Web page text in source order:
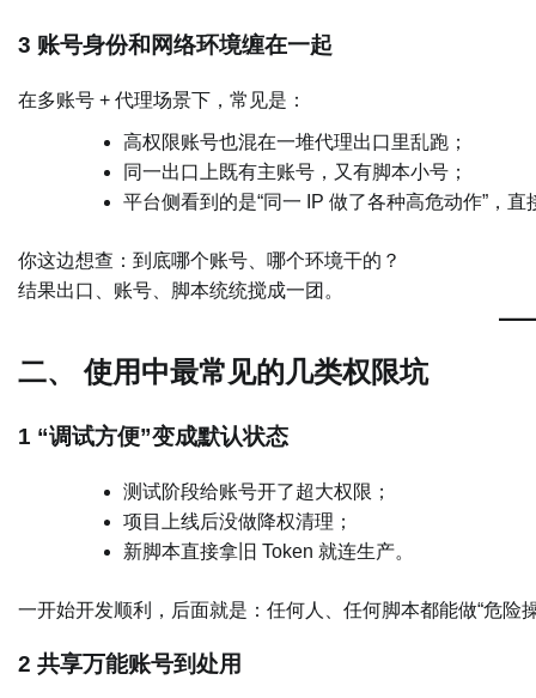
3 账号身份和网络环境缠在一起
在多账号 + 代理场景下，常见是：
高权限账号也混在一堆代理出口里乱跑；
同一出口上既有主账号，又有脚本小号；
平台侧看到的是“同一 IP 做了各种高危动作”，直
你这边想查：到底哪个账号、哪个环境干的？
结果出口、账号、脚本统统搅成一团。
二、 使用中最常见的几类权限坑
1 “调试方便”变成默认状态
测试阶段给账号开了超大权限；
项目上线后没做降权清理；
新脚本直接拿旧 Token 就连生产。
一开始开发顺利，后面就是：任何人、任何脚本都能做“危险操
2 共享万能账号到处用